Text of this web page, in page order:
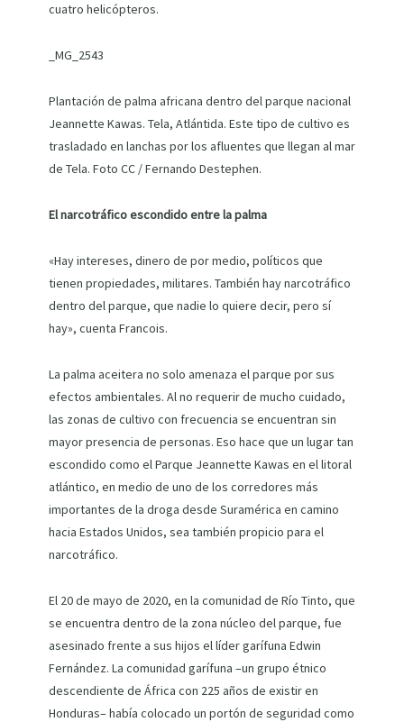
cuatro helicópteros.
_MG_2543
Plantación de palma africana dentro del parque nacional
Jeannette Kawas. Tela, Atlántida. Este tipo de cultivo es
trasladado en lanchas por los afluentes que llegan al mar
de Tela. Foto CC / Fernando Destephen.
El narcotráfico escondido entre la palma
«Hay intereses, dinero de por medio, políticos que
tienen propiedades, militares. También hay narcotráfico
dentro del parque, que nadie lo quiere decir, pero sí
hay», cuenta Francois.
La palma aceitera no solo amenaza el parque por sus
efectos ambientales. Al no requerir de mucho cuidado,
las zonas de cultivo con frecuencia se encuentran sin
mayor presencia de personas. Eso hace que un lugar tan
escondido como el Parque Jeannette Kawas en el litoral
atlántico, en medio de uno de los corredores más
importantes de la droga desde Suramérica en camino
hacia Estados Unidos, sea también propicio para el
narcotráfico.
El 20 de mayo de 2020, en la comunidad de Río Tinto, que
se encuentra dentro de la zona núcleo del parque, fue
asesinado frente a sus hijos el líder garífuna Edwin
Fernández. La comunidad garífuna –un grupo étnico
descendiente de África con 225 años de existir en
Honduras– había colocado un portón de seguridad como